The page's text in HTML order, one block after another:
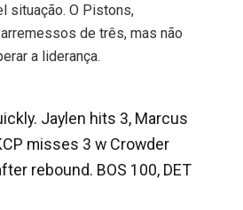
situação. O Pistons,
de três, mas não
a liderança.
Jaylen hits 3, Marcus
misses 3 w Crowder
rebound. BOS 100, DET